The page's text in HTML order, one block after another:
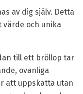
av dig själv. Detta
och unika
till ett bröllop tar
ovanliga
att uppskatta utan